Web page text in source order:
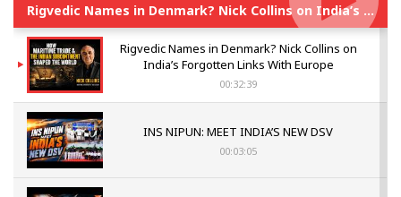
Rigvedic Names in Denmark? Nick Collins on India’s Forgotten Links With Europe
Rigvedic Names in Denmark? Nick Collins on
India’s Forgotten Links With Europe
00:32:39
INS NIPUN: MEET INDIA’S NEW DSV
00:03:05